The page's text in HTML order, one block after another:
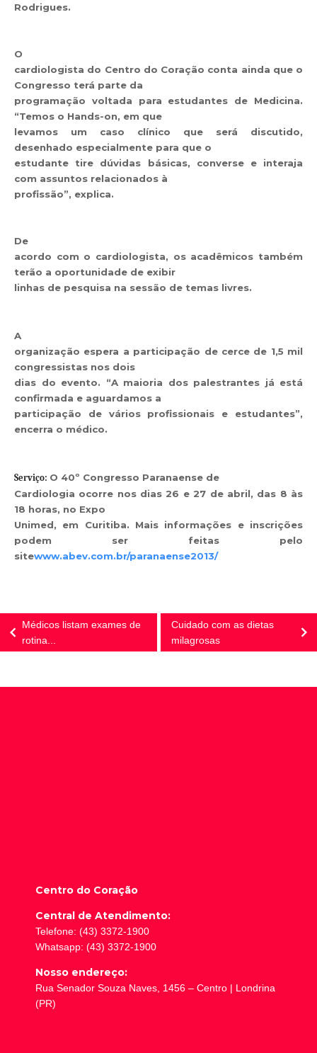
Rodrigues.
O
cardiologista do Centro do Coração conta ainda que o
Congresso terá parte da
programação voltada para estudantes de Medicina.
“Temos o Hands-on, em que
levamos um caso clínico que será discutido,
desenhado especialmente para que o
estudante tire dúvidas básicas, converse e interaja
com assuntos relacionados à
profissão”, explica.
De
acordo com o cardiologista, os acadêmicos também
terão a oportunidade de exibir
linhas de pesquisa na sessão de temas livres.
A
organização espera a participação de cerce de 1,5 mil
congressistas nos dois
dias do evento. “A maioria dos palestrantes já está
confirmada e aguardamos a
participação de vários profissionais e estudantes”,
encerra o médico.
Serviço: O 40º Congresso Paranaense de
Cardiologia ocorre nos dias 26 e 27 de abril, das 8 às
18 horas, no Expo
Unimed, em Curitiba. Mais informações e inscrições
podem ser feitas pelo
sitewww.abev.com.br/paranaense2013/
Médicos listam exames de
rotina...
Cuidado com as dietas
milagrosas
Centro do Coração
Central de Atendimento:
Telefone: (43) 3372-1900
Whatsapp: (43) 3372-1900
Nosso endereço:
Rua Senador Souza Naves, 1456 – Centro | Londrina
(PR)